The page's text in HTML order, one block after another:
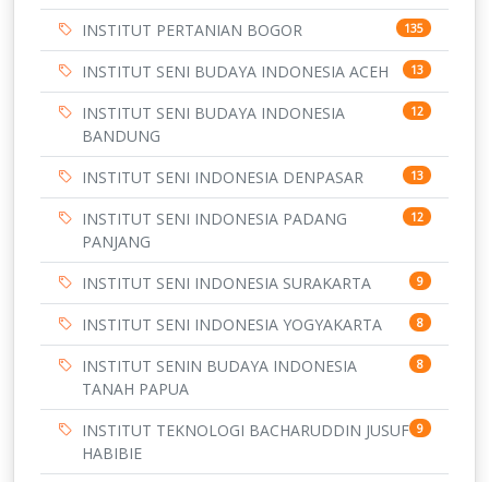
INSTITUT PERTANIAN BOGOR 135
INSTITUT SENI BUDAYA INDONESIA ACEH 13
INSTITUT SENI BUDAYA INDONESIA
BANDUNG
12
INSTITUT SENI INDONESIA DENPASAR 13
INSTITUT SENI INDONESIA PADANG
PANJANG
12
INSTITUT SENI INDONESIA SURAKARTA 9
INSTITUT SENI INDONESIA YOGYAKARTA 8
INSTITUT SENIN BUDAYA INDONESIA
TANAH PAPUA
8
INSTITUT TEKNOLOGI BACHARUDDIN JUSUF
HABIBIE
9